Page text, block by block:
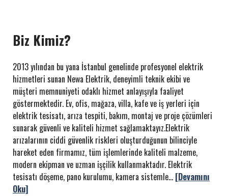
Biz Kimiz?
2013 yılından bu yana İstanbul genelinde profesyonel elektrik
hizmetleri sunan Newa Elektrik, deneyimli teknik ekibi ve
müşteri memnuniyeti odaklı hizmet anlayışıyla faaliyet
göstermektedir. Ev, ofis, mağaza, villa, kafe ve iş yerleri için
elektrik tesisatı, arıza tespiti, bakım, montaj ve proje çözümleri
sunarak güvenli ve kaliteli hizmet sağlamaktayız.Elektrik
arızalarının ciddi güvenlik riskleri oluşturduğunun bilinciyle
hareket eden firmamız, tüm işlemlerinde kaliteli malzeme,
modern ekipman ve uzman işçilik kullanmaktadır. Elektrik
tesisatı döşeme, pano kurulumu, kamera sistemle... [Devamını
Oku]